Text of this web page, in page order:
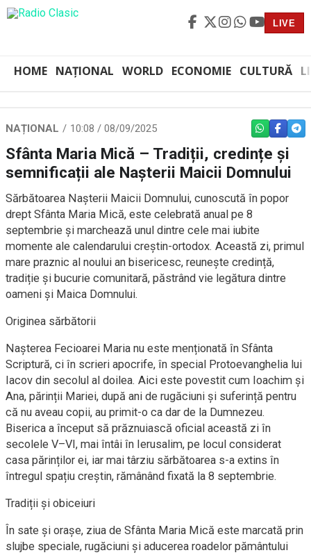
LIVE
HOME NAȚIONAL WORLD ECONOMIE CULTURĂ
NAȚIONAL 10:08 / 08/09/2025 WHATSAPP
Sfânta Maria Mică – Tradiții, credințe și
semnificații ale Nașterii Maicii Domnului
Sărbătoarea Nașterii Maicii Domnului, cunoscută în popor
drept Sfânta Maria Mică, este celebrată anual pe 8
septembrie și marchează unul dintre cele mai iubite
momente ale calendarului creștin-ortodox. Această zi, primul
mare praznic al noului an bisericesc, reunește credință,
tradiție și bucurie comunitară, păstrând vie legătura dintre
oameni și Maica Domnului.
Originea sărbătorii
Nașterea Fecioarei Maria nu este menționată în Sfânta
Scriptură, ci în scrieri apocrife, în special Protoevanghelia lui
Iacov din secolul al doilea. Aici este povestit cum Ioachim și
Ana, părinții Mariei, după ani de rugăciuni și suferință pentru
că nu aveau copii, au primit-o ca dar de la Dumnezeu.
Biserica a început să prăznuiască oficial această zi în
secolele V–VI, mai întâi în Ierusalim, pe locul considerat
casa părinților ei, iar mai târziu sărbătoarea s-a extins în
întregul spațiu creștin, rămânând fixată la 8 septembrie.
Tradiții și obiceiuri
În sate și orașe, ziua de Sfânta Maria Mică este marcată prin
slujbe speciale, rugăciuni și aducerea roadelor pământului